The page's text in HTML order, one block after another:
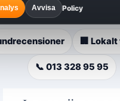
service och hjälp dygnet
🏢
📞 013 328 95 95
Avvisa Policy